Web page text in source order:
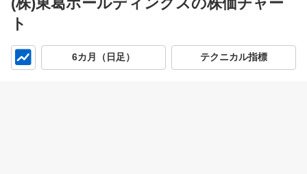
ト
6カ月（日足） テクニカル指標